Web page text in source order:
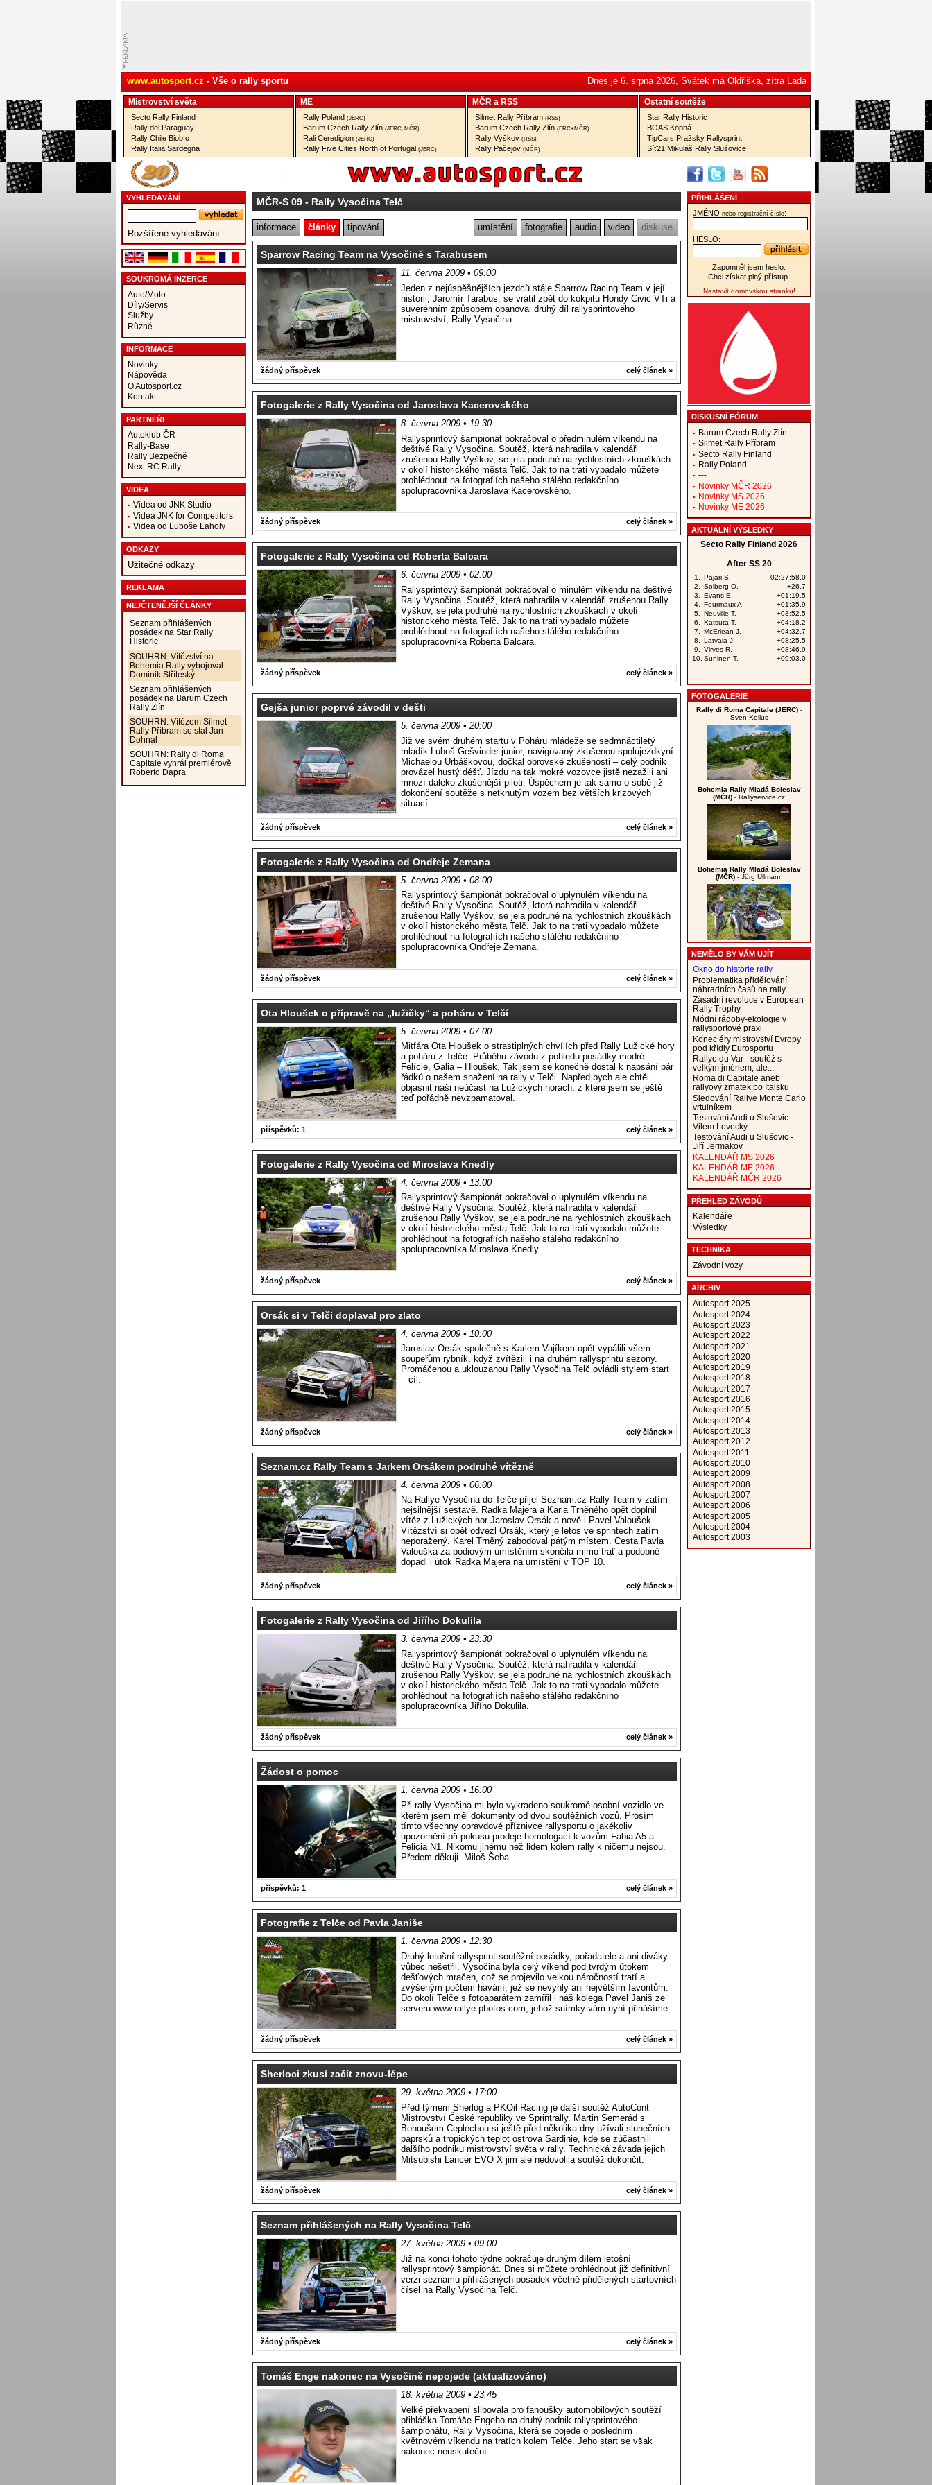
www.autosport.cz - Vše o rally sportu Dnes je 6. srpna 2026, Svátek má Oldřiška, zítra Lada
Mistrovství­ světa
Secto Rally Finland
Rally del Paraguay
Rally Chile Biobío
Rally Italia Sardegna
ME
Rally Poland (JERC)
Barum Czech Rally Zlín (JERC, MČR)
Rali Ceredigion (JERC)
Rally Five Cities North of Portugal (JERC)
MČR a RSS
Silmet Rally Příbram (RSS)
Barum Czech Rally Zlín (ERC+MČR)
Rally Vyškov (RSS)
Rally Pačejov (MČR)
Ostatní­ soutěže
Star Rally Historic
BOAS Kopná
TipCars Pražský Rallysprint
Síť21 Mikuláš Rally Slušovice
VYHLEDÁVÁNÍ
Rozšířené vyhledávání
SOUKROMÁ INZERCE
Auto/Moto
Díly/Servis
Služby
Různé
INFORMACE
Novinky
Nápověda
O Autosport.cz
Kontakt
PARTNEŘI
Autoklub ČR
Rally-Base
Rally Bezpečně
Next RC Rally
VIDEA
Videa od JNK Studio
Videa JNK for Competitors
Videa od Luboše Laholy
ODKAZY
Užitečné odkazy
REKLAMA
NEJČTENĚJŠÍ ČLÁNKY
Seznam přihlášených
posádek na Star Rally
Historic
SOUHRN: Vítězství na
Bohemia Rally vybojoval
Dominik Stříteský
Seznam přihlášených
posádek na Barum Czech
Rally Zlín
SOUHRN: Vítězem Silmet
Rally Příbram se stal Jan
Dohnal
SOUHRN: Rally di Roma
Capitale vyhrál premiérově
Roberto Dapra
MČR-S 09- Rally Vysočina Telč
informace články tipování umístění fotografie audio video diskuse
Sparrow Racing Team na Vysočině s Tarabusem
11. června 2009 • 09:00
Jeden z nejúspěšnějších jezdců stáje Sparrow Racing Team v její
historii, Jaromír Tarabus, se vrátil zpět do kokpitu Hondy Civic VTi a
suverénním způsobem opanoval druhý díl rallysprintového
mistrovství, Rally Vysočina.
žádný příspěvek celý článek »
Fotogalerie z Rally Vysočina od Jaroslava Kacerovského
8. června 2009 • 19:30
Rallysprintový šampionát pokračoval o předminulém víkendu na
deštivé Rally Vysočina. Soutěž, která nahradila v kalendáři
zrušenou Rally Vyškov, se jela podruhé na rychlostních zkouškách
v okolí historického města Telč. Jak to na trati vypadalo můžete
prohlédnout na fotografiích našeho stálého redakčního
spolupracovníka Jaroslava Kacerovského.
žádný příspěvek celý článek »
Fotogalerie z Rally Vysočina od Roberta Balcara
6. června 2009 • 02:00
Rallysprintový šampionát pokračoval o minulém víkendu na deštivé
Rally Vysočina. Soutěž, která nahradila v kalendáři zrušenou Rally
Vyškov, se jela podruhé na rychlostních zkouškách v okolí
historického města Telč. Jak to na trati vypadalo můžete
prohlédnout na fotografiích našeho stálého redakčního
spolupracovníka Roberta Balcara.
žádný příspěvek celý článek »
Gejša junior poprvé závodil v dešti
5. června 2009 • 20:00
Již ve svém druhém startu v Poháru mládeže se sedmnáctiletý
mladík Luboš Gešvinder junior, navigovaný zkušenou spolujezdkyní
Michaelou Urbáškovou, dočkal obrovské zkušenosti – celý podnik
provázel hustý déšť. Jízdu na tak mokré vozovce jistě nezažili ani
mnozí daleko zkušenější piloti. Úspěchem je tak samo o sobě již
dokončení soutěže s netknutým vozem bez větších krizových
situací.
žádný příspěvek celý článek »
Fotogalerie z Rally Vysočina od Ondřeje Zemana
5. června 2009 • 08:00
Rallysprintový šampionát pokračoval o uplynulém víkendu na
deštivé Rally Vysočina. Soutěž, která nahradila v kalendáři
zrušenou Rally Vyškov, se jela podruhé na rychlostních zkouškách
v okolí historického města Telč. Jak to na trati vypadalo můžete
prohlédnout na fotografiích našeho stálého redakčního
spolupracovníka Ondřeje Zemana.
žádný příspěvek celý článek »
Ota Hloušek o přípravě na „lužičky“ a poháru v Telčí
5. června 2009 • 07:00
Mitfára Ota Hloušek o strastiplných chvílích před Rally Lužické hory
a poháru z Telče. Průběhu závodu z pohledu posádky modré
Felície, Galia – Hloušek. Tak jsem se konečně dostal k napsání pár
řádků o našem snažení na rally v Telči. Napřed bych ale chtěl
objasnit naši neúčast na Lužických horách, z které jsem se ještě
teď pořádně nevzpamatoval.
příspěvků: 1 celý článek »
Fotogalerie z Rally Vysočina od Miroslava Knedly
4. června 2009 • 13:00
Rallysprintový šampionát pokračoval o uplynulém víkendu na
deštivé Rally Vysočina. Soutěž, která nahradila v kalendáři
zrušenou Rally Vyškov, se jela podruhé na rychlostních zkouškách
v okolí historického města Telč. Jak to na trati vypadalo můžete
prohlédnout na fotografiích našeho stálého redakčního
spolupracovníka Miroslava Knedly.
žádný příspěvek celý článek »
Orsák si v Telči doplaval pro zlato
4. června 2009 • 10:00
Jaroslav Orsák společně s Karlem Vajíkem opět vypálili všem
soupeřům rybník, když zvítězili i na druhém rallysprintu sezony.
Promáčenou a uklouzanou Rally Vysočina Telč ovládli stylem start
– cíl.
žádný příspěvek celý článek »
Seznam.cz Rally Team s Jarkem Orsákem podruhé vítězně
4. června 2009 • 06:00
Na Rallye Vysočina do Telče přijel Seznam.cz Rally Team v zatím
nejsilnější sestavě. Radka Majera a Karla Trněného opět doplnil
vítěz z Lužických hor Jaroslav Orsák a nově i Pavel Valoušek.
Vítězství si opět odvezl Orsák, který je letos ve sprintech zatím
neporažený. Karel Trněný zabodoval pátým místem. Cesta Pavla
Valouška za pódiovým umístěním skončila mimo trať a podobně
dopadl i útok Radka Majera na umístění v TOP 10.
žádný příspěvek celý článek »
Fotogalerie z Rally Vysočina od Jiřího Dokulila
3. června 2009 • 23:30
Rallysprintový šampionát pokračoval o uplynulém víkendu na
deštivé Rally Vysočina. Soutěž, která nahradila v kalendáři
zrušenou Rally Vyškov, se jela podruhé na rychlostních zkouškách
v okolí historického města Telč. Jak to na trati vypadalo můžete
prohlédnout na fotografiích našeho stálého redakčního
spolupracovníka Jiřího Dokulila.
žádný příspěvek celý článek »
Žádost o pomoc
1. června 2009 • 16:00
Při rally Vysočina mi bylo vykradeno soukromé osobní vozidlo ve
kterém jsem měl dokumenty od dvou soutěžních vozů. Prosím
tímto všechny opravdové příznivce rallysportu o jakékoliv
upozornění při pokusu prodeje homologací k vozům Fabia A5 a
Felicia N1. Nikomu jinému než lidem kolem rally k ničemu nejsou.
Předem děkuji. Miloš Šeba.
příspěvků: 1 celý článek »
Fotografie z Telče od Pavla Janiše
1. června 2009 • 12:30
Druhý letošní rallysprint soutěžní posádky, pořadatele a ani diváky
vůbec nešetřil. Vysočina byla celý víkend pod tvrdým útokem
dešťových mračen, což se projevilo velkou náročností tratí a
zvýšeným počtem havárií, jež se nevyhly ani největším favoritům.
Do okolí Telče s fotoaparátem zamířil i náš kolega Pavel Janiš ze
serveru www.rallye-photos.com, jehož snímky vám nyní přinášíme.
žádný příspěvek celý článek »
Sherloci zkusí začít znovu-lépe
29. května 2009 • 17:00
Před týmem Sherlog a PKOil Racing je další soutěž AutoCont
Mistrovství České republiky ve Sprintrally. Martin Semerád s
Bohoušem Ceplechou si ještě před několika dny užívali slunečních
paprsků a tropických teplot ostrova Sardinie, kde se zúčastnili
dalšího podniku mistrovství světa v rally. Technická závada jejich
Mitsubishi Lancer EVO X jim ale nedovolila soutěž dokončit.
žádný příspěvek celý článek »
Seznam přihlášených na Rally Vysočina Telč
27. května 2009 • 09:00
Již na konci tohoto týdne pokračuje druhým dílem letošní
rallysprintový šampionát. Dnes si můžete prohlédnout již definitivní
verzi seznamu přihlášených posádek včetně přidělených startovních
čísel na Rally Vysočina Telč.
žádný příspěvek celý článek »
Tomáš Enge nakonec na Vysočině nepojede (aktualizováno)
18. května 2009 • 23:45
Velké překvapení slibovala pro fanoušky automobilových soutěží
přihláška Tomáše Engeho na druhý podnik rallysprintového
šampionátu, Rally Vysočina, která se pojede o posledním
květnovém víkendu na tratích kolem Telče. Jeho start se však
nakonec neuskuteční.
PŘIHLÁŠENÍ
JMÉNO nebo registrační číslo:
HESLO:
Zapomněl jsem heslo.
Chci získat plný přístup.
Nastavit domovskou stránku!
DISKUSNÍ FÓRUM
Barum Czech Rally Zlín
Silmet Rally Příbram
Secto Rally Finland
Rally Poland
---
Novinky MČR 2026
Novinky MS 2026
Novinky ME 2026
AKTUÁLNÍ VÝSLEDKY
FOTOGALERIE
Rally di Roma Capitale (JERC)-
Sven Kollus
Bohemia Rally Mladá Boleslav
(MČR) - Rallyservice.cz
Bohemia Rally Mladá Boleslav
(MČR)- Jörg Ullmann
NEMĚLO BY VÁM UJÍT
Okno do historie rally
Problematika přidělování
náhradních časů na rally
Zásadní revoluce v European
Rally Trophy
Módní rádoby-ekologie v
rallysportové praxi
Konec éry mistrovství Evropy
pod křídly Eurosportu
Rallye du Var - soutěž s
velkým jménem, ale...
Roma di Capitale aneb
rallyový zmatek po Italsku
Sledování Rallye Monte Carlo
vrtulníkem
Testování Audi u Slušovic -
Vilém Lovecký
Testování Audi u Slušovic -
Jiří Jermakov
KALENDÁŘ MS 2026
KALENDÁŘ ME 2026
KALENDÁŘ MČR 2026
PŘEHLED ZÁVODŮ
Kalendáře
Výsledky
TECHNIKA
Závodní vozy
ARCHIV
Autosport 2025
Autosport 2024
Autosport 2023
Autosport 2022
Autosport 2021
Autosport 2020
Autosport 2019
Autosport 2018
Autosport 2017
Autosport 2016
Autosport 2015
Autosport 2014
Autosport 2013
Autosport 2012
Autosport 2011
Autosport 2010
Autosport 2009
Autosport 2008
Autosport 2007
Autosport 2006
Autosport 2005
Autosport 2004
Autosport 2003